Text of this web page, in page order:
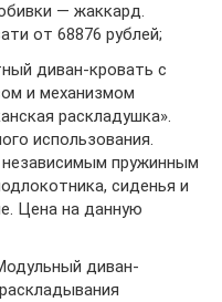
— жаккард.
от 68876 рублей;
диван-кровать с
и механизмом
раскладушка».
использования.
пружинным
сиденья и
Цена на данную
диван-